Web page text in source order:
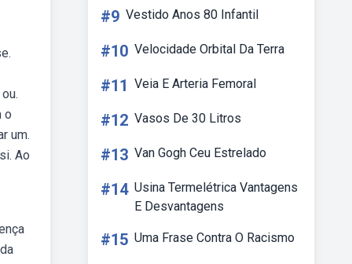
o
um.
Ao
#9 Vestido Anos 80 Infantil
#10 Velocidade Orbital Da Terra
#11 Veia E Arteria Femoral
#12 Vasos De 30 Litros
#13 Van Gogh Ceu Estrelado
#14 Usina Termelétrica Vantagens
E Desvantagens
#15 Uma Frase Contra O Racismo